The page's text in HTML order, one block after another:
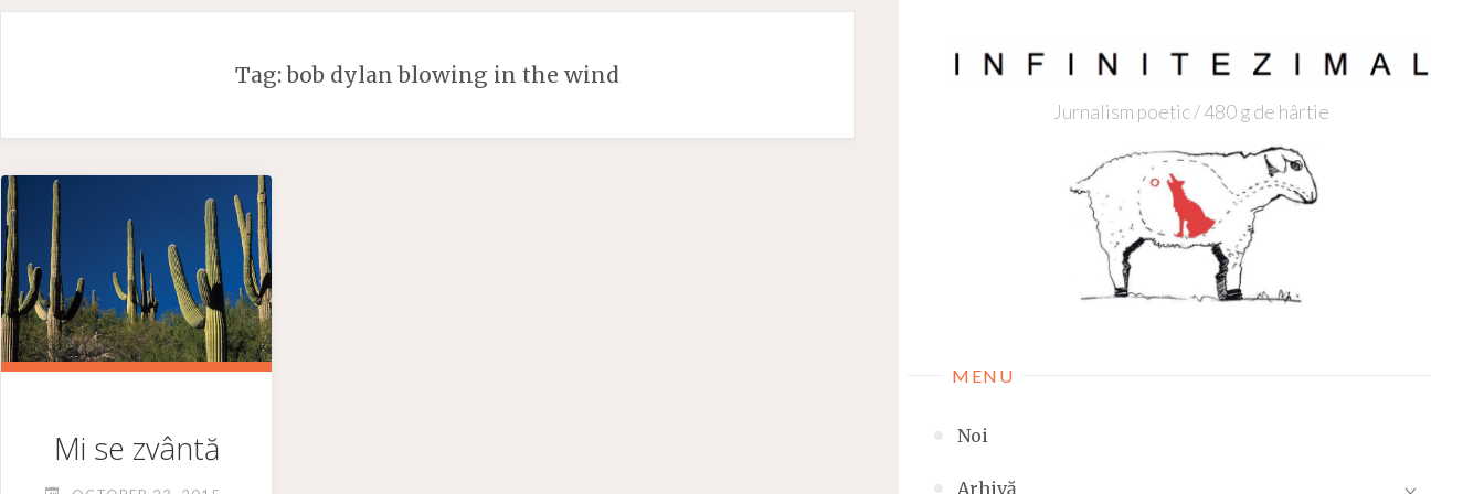
Skip
Jurnalism poetic / 480 g de hârtie
MENU
Noi
Arhivă
Tag:bob dylan blowing in the wind
Mi se zvântă